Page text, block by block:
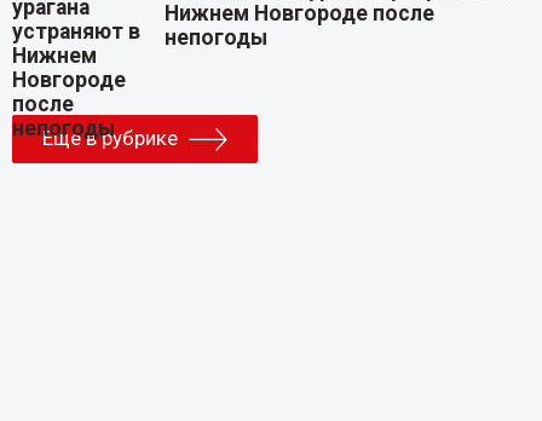
Нижнем Новгороде после
непогоды
Еще в рубрике